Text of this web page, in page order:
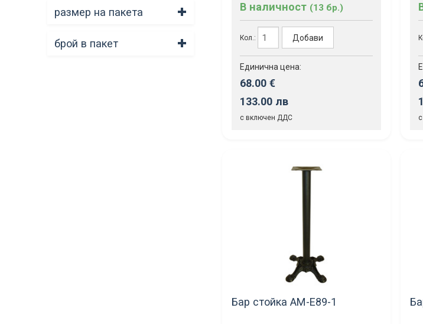
размер на пакета
брой в пакет
В наличност (13 бр.)
Кол.: Добави
Единична цена:
68.00 €
133.00 лв
с включен ДДС
Бар стойка AM-Е89-1